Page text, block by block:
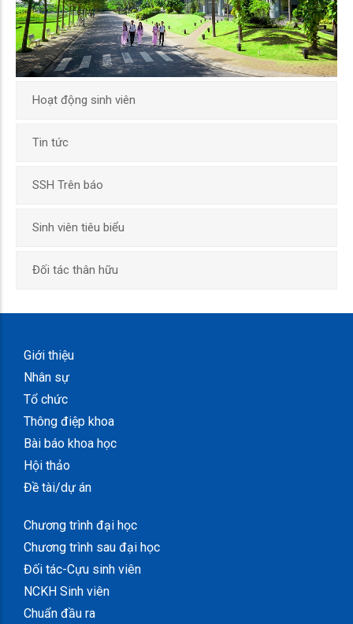
Hoạt động sinh viên
Tin tức
SSH Trên báo
Sinh viên tiêu biểu
Đối tác thân hữu
Giới thiệu
Nhân sự
Tổ chức
Thông điệp khoa
Bài báo khoa học
Hội thảo
Đề tài/dự án
Chương trình đại học
Chương trình sau đại học
Đối tác-Cựu sinh viên
NCKH Sinh viên
Chuẩn đầu ra